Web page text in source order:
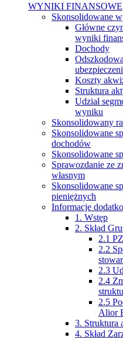
WYNIKI FINANSOWE
Skonsolidowane
Główne
wyniki
Dochody
Koszty
Struktura
Udział
wyniku
Skonsolidowany
Skonsolidowane
dochodów
Skonsolidowane
Sprawozdanie ze
własnym
Skonsolidowane
pieniężnych
Informacje
1. Wstęp
2. Skład
2.1
2.2
2.3
2.4
2.5
Alior
3. Struktura
4. Skład